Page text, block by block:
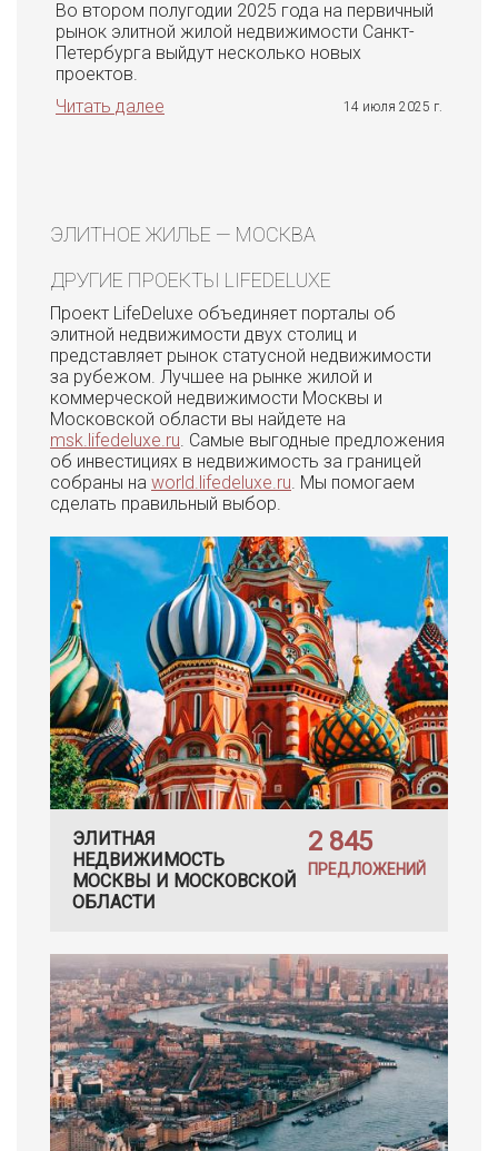
Во втором полугодии 2025 года на первичный
рынок элитной жилой недвижимости Санкт-
Петербурга выйдут несколько новых
проектов.
Читать далее
14 июля 2025 г.
ЭЛИТНОЕ ЖИЛЬЕ — МОСКВА
ДРУГИЕ ПРОЕКТЫ LIFEDELUXE
Проект LifeDeluxe объединяет порталы об
элитной недвижимости двух столиц и
представляет рынок статусной недвижимости
за рубежом. Лучшее на рынке жилой и
коммерческой недвижимости Москвы и
Московской области вы найдете на
msk.lifedeluxe.ru . Самые выгодные предложения
об инвестициях в недвижимость за границей
собраны на world.lifedeluxe.ru . Мы помогаем
сделать правильный выбор.
ЭЛИТНАЯ
НЕДВИЖИМОСТЬ
МОСКВЫ И МОСКОВСКОЙ
ОБЛАСТИ
2 845
ПРЕДЛОЖЕНИЙ